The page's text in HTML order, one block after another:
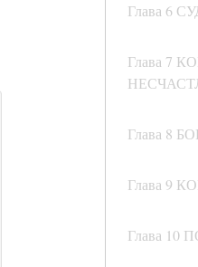
Глава 6
Глава 7
Глава 8
Глава 9
Глава 10